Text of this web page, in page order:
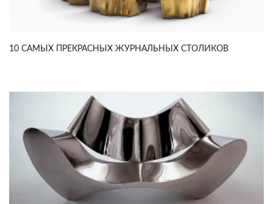
10 САМЫХ ПРЕКРАСНЫХ ЖУРНАЛЬНЫХ СТОЛИКОВ